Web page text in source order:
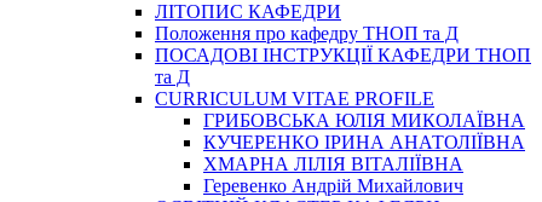
ЛІТОПИС КАФЕДРИ
Положення про кафедру ТНОП та Д
ПОСАДОВІ ІНСТРУКЦІЇ КАФЕДРИ ТНОП
та Д
CURRICULUM VITAE PROFILE
ГРИБОВСЬКА ЮЛІЯ МИКОЛАЇВНА
КУЧЕРЕНКО ІРИНА АНАТОЛІЇВНА
ХМАРНА ЛІЛІЯ ВІТАЛІЇВНА
Геревенко Андрій Михайлович